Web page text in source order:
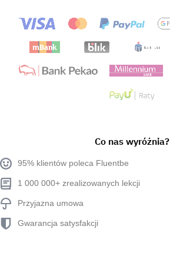
Co nas wyróżnia?
95% klientów poleca Fluentbe
1 000 000+ zrealizowanych lekcji
Przyjazna umowa
Gwarancja satysfakcji